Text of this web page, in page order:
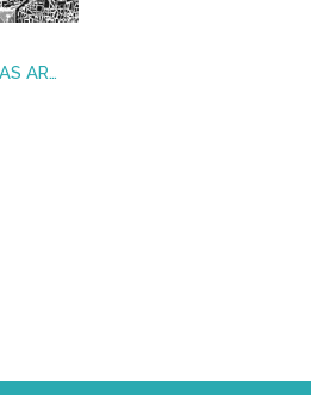
MUJERES MÁS ALLÁ DE LAS ARMAS (VOL.II)